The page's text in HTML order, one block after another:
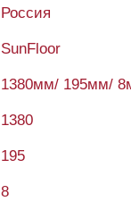
Россия
SunFloor
1380мм/ 195мм/
1380
195
8